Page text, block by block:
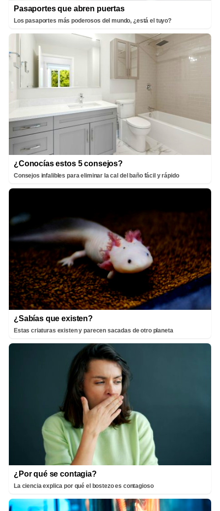
Pasaportes que abren puertas
Los pasaportes más poderosos del mundo, ¿está el tuyo?
¿Conocías estos 5 consejos?
Consejos infalibles para eliminar la cal del baño fácil y rápido
¿Sabías que existen?
Estas criaturas existen y parecen sacadas de otro planeta
¿Por qué se contagia?
La ciencia explica por qué el bostezo es contagioso